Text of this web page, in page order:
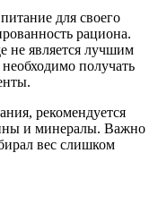
для своего
рациона.
не является лучшим
получать
рекомендуется
и минералы. Важно
вес слишком